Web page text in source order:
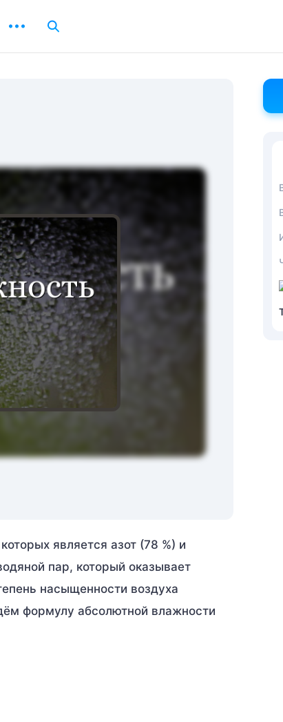
является азот (78 %) и
пар, который оказывает
насыщенности воздуха
формулу абсолютной влажности